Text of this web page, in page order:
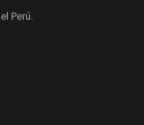
Perú.